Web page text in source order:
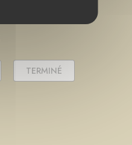
TERMINÉ